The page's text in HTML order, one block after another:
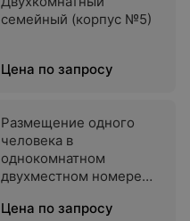
семейный (корпус №5)
Цена по запросу
Размещение одного
человека в
однокомнатном
двухместном номере
№5)
Цена по запросу